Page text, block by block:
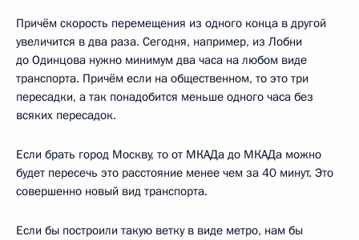
Причём скорость перемещения из одного конца в другой
увеличится в два раза. Сегодня, например, из Лобни
до Одинцова нужно минимум два часа на любом виде
транспорта. Причём если на общественном, то это три
пересадки, а так понадобится меньше одного часа без
всяких пересадок.
Если брать город Москву, то от МКАДа до МКАДа можно
будет пересечь это расстояние менее чем за 40 минут. Это
совершенно новый вид транспорта.
Если бы построили такую ветку в виде метро, нам бы